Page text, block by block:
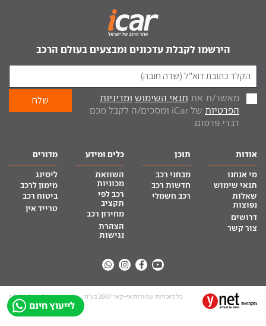
לייעוץ חינם
הירשמו לקבלת עדכונים ומבצעים בעולם הרכב
מאשר/ת את תנאי השימוש ומדיניות
הפרטיות
של iCar ומסכים/ה לקבל מכם
דברי פרסום.
אודות
מי אנחנו
תנאי שימוש
שאלות
נפוצות
דרושים
צור קשר
תוכן
מבחני רכב
חדשות רכב
רכב חשמלי
כלים ומידע
השוואת
מכוניות
רכב לפי
תקציב
מחירון רכב
הצהרת
נגישות
מדורים
ליסינג
מימון לרכב
ביטוח רכב
טרייד אין
כל הזכויות שמורות אי-קאר 2007 בע”מ site by tq.soft